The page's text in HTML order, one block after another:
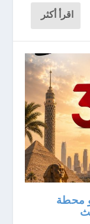
اقرأ أكثر
ثورة 30 يونيو محطة